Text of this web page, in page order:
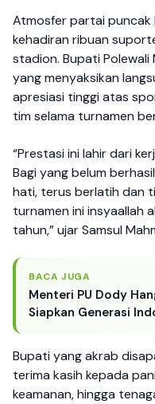
Atmosfer partai puncak
kehadiran ribuan
stadion. Bupati Polewali
yang menyaksikan
apresiasi tinggi atas
tim selama turnamen
“Prestasi ini lahir dari
Bagi yang belum
hati, terus berlatih dan
turnamen ini insyaallah
tahun,” ujar Samsul
BACA JUGA
Menteri PU Dody
Siapkan Generasi
Bupati yang akrab
terima kasih kepada
keamanan, hingga